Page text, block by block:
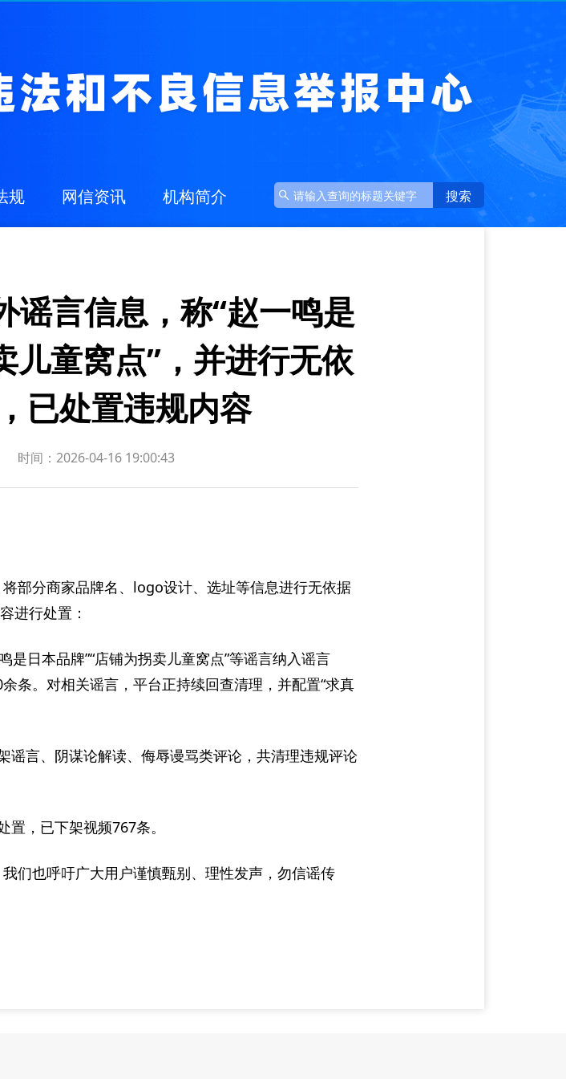
规 网信资讯 机构简介
谣言信息，称“赵一鸣是
儿童窝点”，并进行无依
已处置违规内容
时间： 2026-04-16 19:00:43
部分商家品牌名、logo设计、选址等信息进行无依据
进行处置：
是日本品牌”“店铺为拐卖儿童窝点”等谣言纳入谣言
条。对相关谣言，平台正持续回查清理，并配置“求真
谣言、阴谋论解读、侮辱谩骂类评论，共清理违规评论
，已下架视频767条。
们也呼吁广大用户谨慎甄别、理性发声，勿信谣传